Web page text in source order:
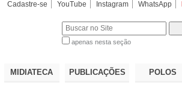
Cadastre-se YouTube Instagram WhatsApp
apenas nesta seção
MIDIATECA PUBLICAÇÕES POLOS